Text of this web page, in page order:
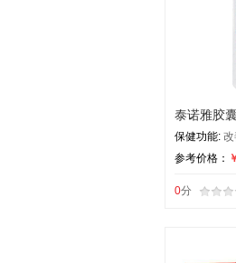
泰诺雅胶
保健功能: 改
参考价格：
0分